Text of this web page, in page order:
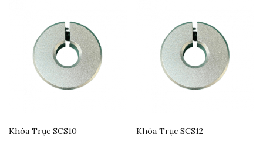
Khóa Trục SCS10 Khóa Trục SCS12